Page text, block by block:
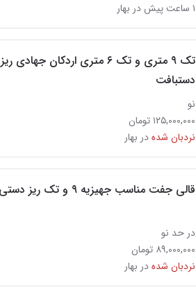
۱ ساعت پیش در بهار
تک ۹ متری و تک ۶ متری اردکان جهادی ریز
دستبافت
نو
۱۲۵,۰۰۰,۰۰۰ تومان
نردبان شدهدر بهار
قالی جفت مناسب جهیزیه ۹ و تک ریز دستی
در حد نو
۸۹,۰۰۰,۰۰۰ تومان
نردبان شدهدر بهار